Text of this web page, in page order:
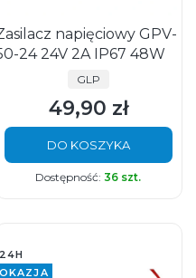
napięciowy GPV-
24 24V 2A IP67 48W
PRODUCENT
GLP
Cena
49,90 zł
DO KOSZYKA
Dostępność:36 szt.
24H
OKAZJA